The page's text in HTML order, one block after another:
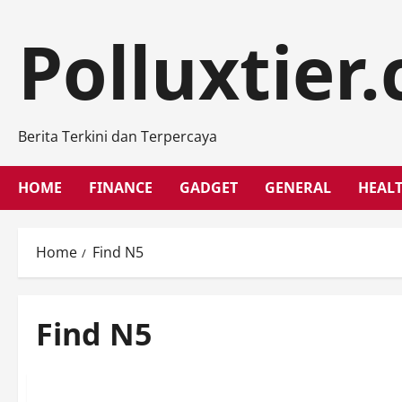
content
Berita Terkini dan Terpercaya
HOME FINANCE GADGET GENERAL
Home Find N5
Find N5